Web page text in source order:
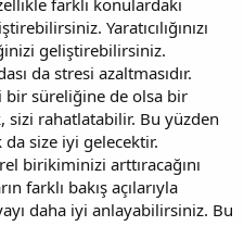
Yaratıcılığınızı
geliştirebilirsiniz.
da stresi azaltmasıdır.
bir süreliğine de olsa bir
sizi rahatlatabilir. Bu yüzden
size iyi gelecektir.
birikiminizi arttıracağını
farklı bakış açılarıyla
daha iyi anlayabilirsiniz. Bu